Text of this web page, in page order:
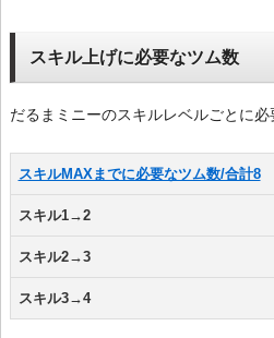
スキル上げに必要なツム数
だるまミニーのスキルレベルごとに必
スキルMAXまでに必要なツム数/合計8
スキル1→2
スキル2→3
スキル3→4